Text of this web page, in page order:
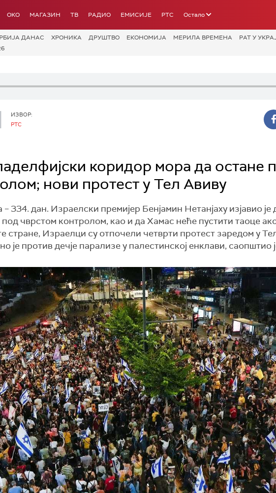
OKO МАГАЗИН ТВ РАДИО ЕМИСИЈЕ РТС Остало
ДАНАС ХРОНИКА ДРУШТВО ЕКОНОМИЈА МЕРИЛА ВРЕМЕНА РАТ У
ИЗВОР:
РТС
коридор мора да остане
нови протест у Тел Авиву
334. дан. Израелски премијер Бенјамин Нетанјаху изјавио
чврстом контролом, као и да Хамас неће пустити таоце
стране, Израелци су отпочели четврти протест заредом у
је против дечје парализе у палестинској енклави, саопштио